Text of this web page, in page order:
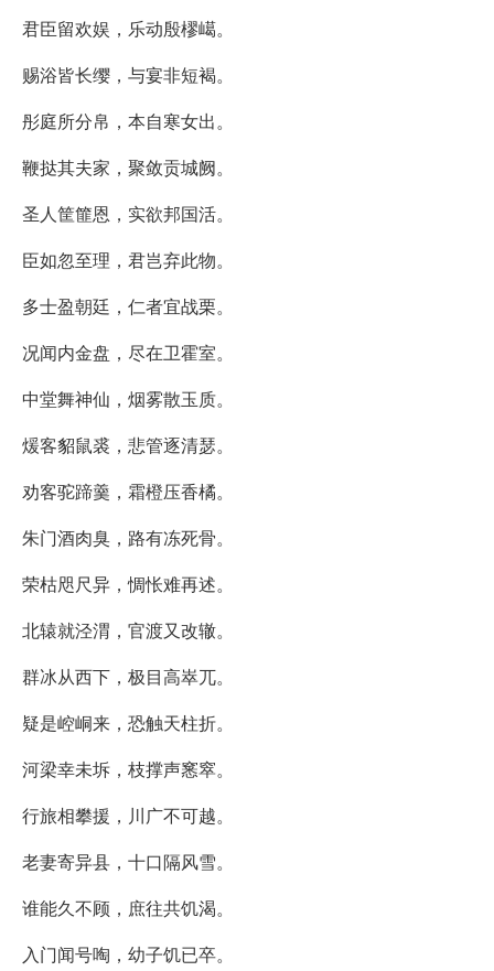
君臣留欢娱，乐动殷樛嶱。
赐浴皆长缨，与宴非短褐。
彤庭所分帛，本自寒女出。
鞭挞其夫家，聚敛贡城阙。
圣人筐篚恩，实欲邦国活。
臣如忽至理，君岂弃此物。
多士盈朝廷，仁者宜战栗。
况闻内金盘，尽在卫霍室。
中堂舞神仙，烟雾散玉质。
煖客貂鼠裘，悲管逐清瑟。
劝客驼蹄羹，霜橙压香橘。
朱门酒肉臭，路有冻死骨。
荣枯咫尺异，惆怅难再述。
北辕就泾渭，官渡又改辙。
群冰从西下，极目高崒兀。
疑是崆峒来，恐触天柱折。
河梁幸未坼，枝撑声窸窣。
行旅相攀援，川广不可越。
老妻寄异县，十口隔风雪。
谁能久不顾，庶往共饥渴。
入门闻号啕，幼子饥已卒。